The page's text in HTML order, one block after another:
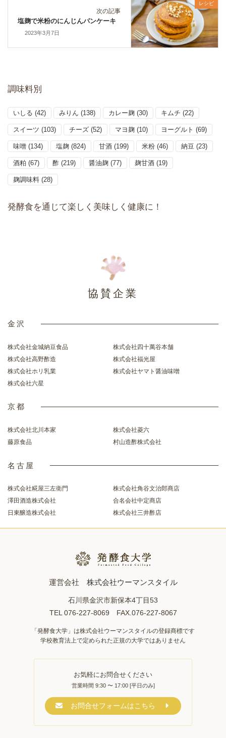
レシピ
次の記事
塩麹で米粉のにんじんパンケーキ
2023年3月7日
調味料別
いしる (42) みりん (138) カレー麹 (30) キムチ (22)
スイーツ (103) チーズ (52) マヨ麹 (10) ヨーグルト (69)
味噌 (134) 塩麹 (824) 甘酒 (199) 米粉 (46) 納豆 (23)
酒粕 (67) 酢 (219) 醤油麹 (77) 麹甘酒 (19)
麹調味料 (28)
発酵食を通じて楽しく美味しく健康に！
協賛企業
金沢
株式会社金城納豆食品
株式会社四十萬谷本舗
株式会社高野酢造
株式会社福光屋
株式会社ホリ乳業
株式会社ヤマト醤油味噌
株式会社六星
京都
株式会社北川本家
株式会社菱六
藤原食品
村山造酢株式会社
名古屋
株式会社糀屋三左衛門
株式会社角谷文治郎商店
澤田酒造株式会社
合名会社中定商店
日東醸造株式会社
株式会社三井酢店
運営会社 株式会社ウーマンスタイル
石川県金沢市新保本4丁目53
TEL 076-227-8069 FAX.076-227-8067
「発酵食大学」は株式会社ウーマンスタイルの登録商標です
学校教育法上で定められた正規の大学ではありません
お気軽にお問合せください
営業時間 9:30 〜 17:00 [平日のみ]
お問合せフォームはこちら